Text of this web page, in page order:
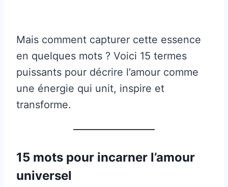
Mais comment capturer cette essence
en quelques mots ? Voici 15 termes
puissants pour décrire l’amour comme
une énergie qui unit, inspire et
transforme.
15 mots pour incarner l’amour
universel